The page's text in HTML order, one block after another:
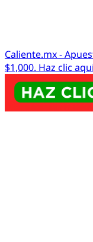
Caliente.mx -
$1,000. Haz clic